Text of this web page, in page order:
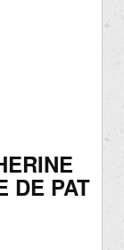
DE PAT